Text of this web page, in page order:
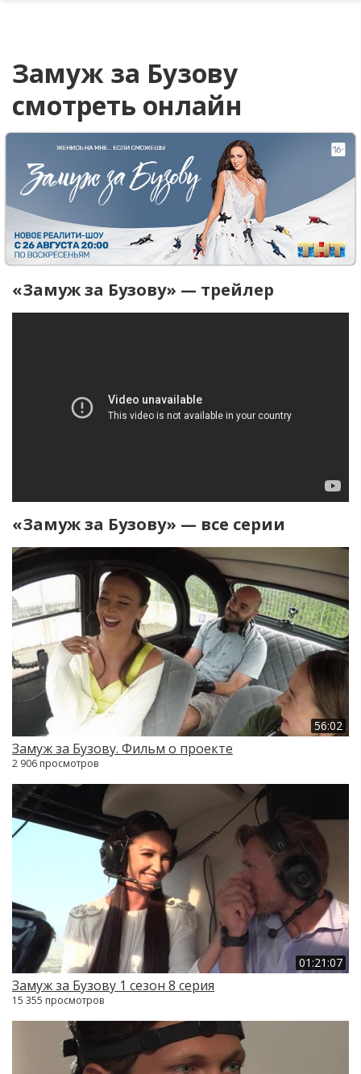
Замуж за Бузову
смотреть онлайн
«Замуж за Бузову» — трейлер
«Замуж за Бузову» — все серии
56:02
Замуж за Бузову. Фильм о проекте
2 906 просмотров
01:21:07
Замуж за Бузову 1 сезон 8 серия
15 355 просмотров